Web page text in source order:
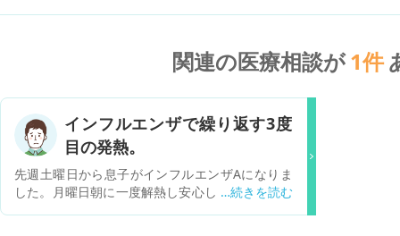
関連の医療相談が1件
インフルエンザで繰り返す3度
目の発熱。
先週土曜日から息子がインフルエンザAになりま
した。月曜日朝に一度解熱し安心していたところ